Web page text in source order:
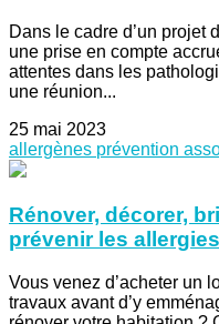
Dans le cadre d’un projet
une prise en compte
attentes dans les
une réunion...
25 mai 2023
allergènes prévention
Rénover, décorer,
prévenir les allergies
Vous venez d’acheter un
travaux avant d’y